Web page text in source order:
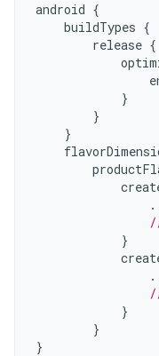
android {
buildTypes {
release {
}
}
}
}
}
}
}